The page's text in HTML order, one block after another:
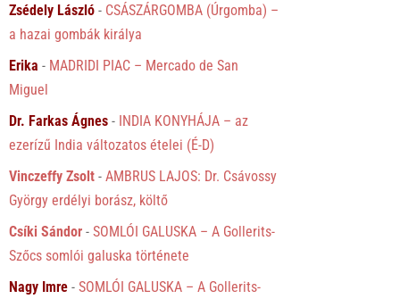
Zsédely László - CSÁSZÁRGOMBA (Úrgomba) –
a hazai gombák királya
Erika - MADRIDI PIAC – Mercado de San
Miguel
Dr. Farkas Ágnes - INDIA KONYHÁJA – az
ezerízű India változatos ételei (É-D)
Vinczeffy Zsolt -AMBRUS LAJOS: Dr. Csávossy
György erdélyi borász, költő
Csíki Sándor -SOMLÓI GALUSKA – A Gollerits-
Szőcs somlói galuska története
Nagy Imre -SOMLÓI GALUSKA – A Gollerits-